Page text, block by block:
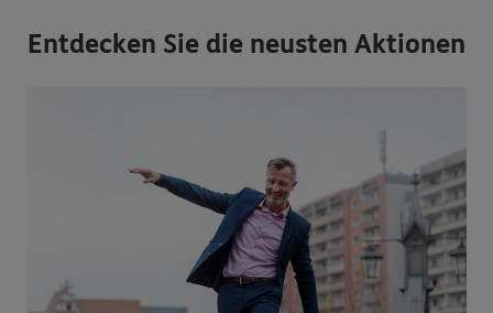
Entdecken Sie die neusten Aktionen